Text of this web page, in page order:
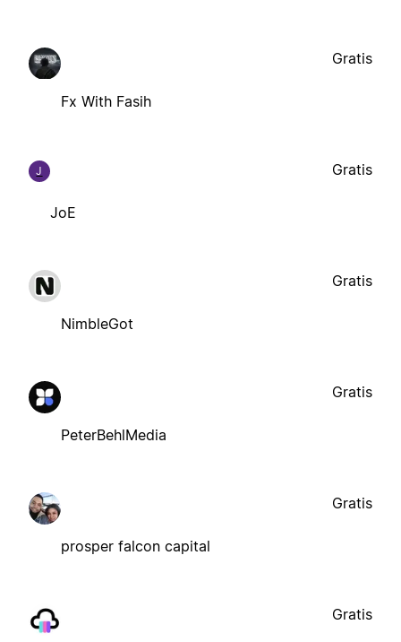
Fx With Fasih
Gratis
J
JoE
Gratis
NimbleGot
Gratis
PeterBehlMedia
Gratis
prosper falcon capital
Gratis
Gratis